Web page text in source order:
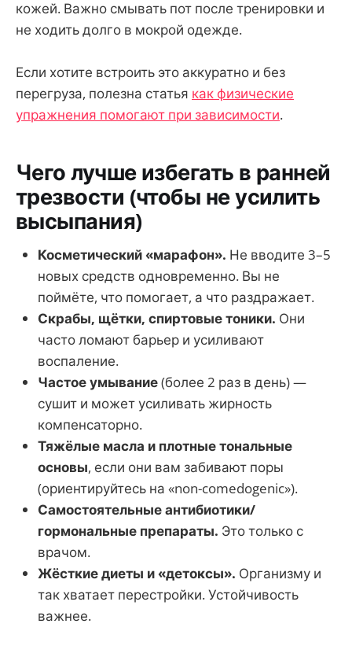
кожей. Важно смывать пот после тренировки и
не ходить долго в мокрой одежде.
Если хотите встроить это аккуратно и без
перегруза, полезна статья как физические
упражнения помогают при зависимости.
Чего лучше избегать в ранней
трезвости (чтобы не усилить
высыпания)
Косметический «марафон». Не вводите 3–5
новых средств одновременно. Вы не
поймёте, что помогает, а что раздражает.
Скрабы, щётки, спиртовые тоники. Они
часто ломают барьер и усиливают
воспаление.
Частое умывание(более 2 раз в день) —
сушит и может усиливать жирность
компенсаторно.
Тяжёлые масла и плотные тональные
основы, если они вам забивают поры
(ориентируйтесь на «non-comedogenic»).
Самостоятельные антибиотики/
гормональные препараты. Это только с
врачом.
Жёсткие диеты и «детоксы». Организму и
так хватает перестройки. Устойчивость
важнее.